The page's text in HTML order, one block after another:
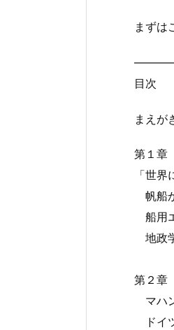
まずは
目次
まえが
第１章
「世
帆船
船用
地政
第２章
マハ
ドイ